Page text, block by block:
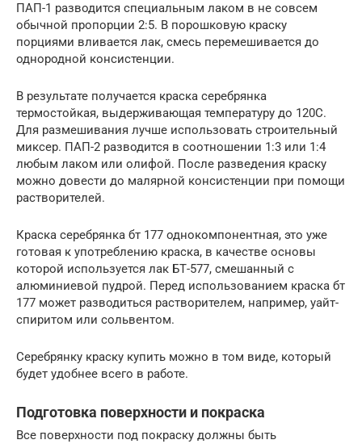
ПАП-1 разводится специальным лаком в не совсем
обычной пропорции 2:5. В порошковую краску
порциями вливается лак, смесь перемешивается до
однородной консистенции.
В результате получается краска серебрянка
термостойкая, выдерживающая температуру до 120С.
Для размешивания лучше использовать строительный
миксер. ПАП-2 разводится в соотношении 1:3 или 1:4
любым лаком или олифой. После разведения краску
можно довести до малярной консистенции при помощи
растворителей.
Краска серебрянка бт 177 однокомпонентная, это уже
готовая к употреблению краска, в качестве основы
которой используется лак БТ-577, смешанный с
алюминиевой пудрой. Перед использованием краска бт
177 может разводиться растворителем, например, уайт-
спиритом или сольвентом.
Серебрянку краску купить можно в том виде, который
будет удобнее всего в работе.
Подготовка поверхности и покраска
Все поверхности под покраску должны быть